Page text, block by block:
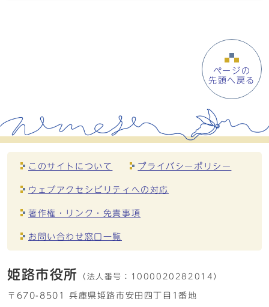
ページの
先頭へ戻る
このサイトについて プライバシーポリシー
ウェブアクセシビリティへの対応
著作権・リンク・免責事項
お問い合わせ窓口一覧
姫路市役所 （法人番号： 1000020282014）
〒670-8501 兵庫県姫路市安田四丁目1番地